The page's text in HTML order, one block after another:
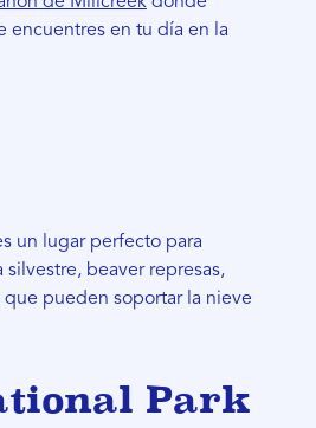
encuentres en tu día en la
un lugar perfecto para
beaver represas,
pueden soportar la nieve
Park